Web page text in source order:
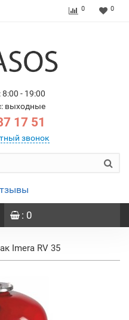
0 0
- 19:00
выходные
17 51
звонок
: 0
Imera RV 35